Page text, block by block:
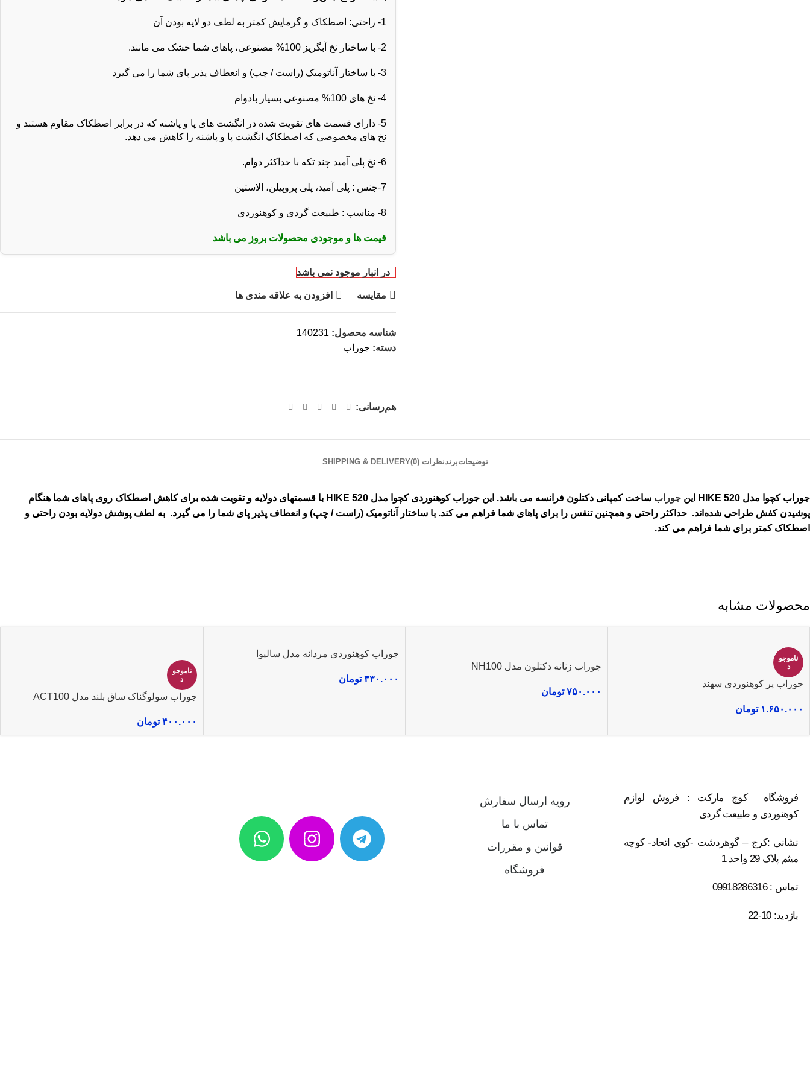
1- راحتی: اصطکاک و گرمایش کمتر به لطف دو لایه بودن آن
2- با ساختار نخ آبگریز 100% مصنوعی، پاهای شما خشک می مانند.
3- با ساختار آناتومیک (راست / چپ) و انعطاف پذیر پای شما را می گیرد
4- نخ های 100% مصنوعی بسیار بادوام
5- دارای قسمت های تقویت شده در انگشت های پا و پاشنه که در برابر اصطکاک مقاوم هستند و
نخ های مخصوصی که اصطکاک انگشت پا و پاشنه را کاهش می دهد.
6- نخ پلی آمید چند تکه با حداکثر دوام.
7-جنس : پلی آمید، پلی پروپیلن، الاستین
8- مناسب : طبیعت گردی و کوهنوردی
قیمت ها و موجودی محصولات بروز می باشد
در انبار موجود نمی باشد
مقایسه افزودن به علاقه مندی ها
شناسه محصول: 140231
دسته: جوراب
هم‌رسانی:
توضیحاتبرندنظرات (0) SHIPPING & DELIVERY
جوراب کچوا مدل این جوراب ساخت کمپانی دکتلون فرانسه می باشد. این جوراب‌ کوهنوردیکچوا مدل
با قسمتهای دولایه و تقویت شده برای کاهش اصطکاک روی پاهای شما هنگام
پوشیدن کفش طراحی شده‌اند. حداکثر راحتی و همچنین تنفس را برای پاهای شما فراهم می کند. با ساختار آناتومیک (راست / چپ) و انعطاف پذیر پای شما را می گیرد. به لطف پوشش دولایه بودن راحتی و
اصطکاک کمتر برای شما فراهم می کند.
محصولات مشابه
ناموجو
د
جوراب پر کوهنوردی سهند
۱.۶۵۰.۰۰۰ تومان
جوراب زنانه دکتلون مدل NH100
۷۵۰.۰۰۰ تومان
جوراب کوهنوردی مردانه مدل سالیوا
۳۳۰.۰۰۰ تومان
ناموجو
د
جوراب سولوگناک ساق بلند مدل ACT100
۴۰۰.۰۰۰ تومان
فروشگاه کوچ مارکت : فروش لوازم
کوهنوردی و طبیعت گردی
نشانی :کرج – گوهردشت -کوی اتحاد- کوچه
میثم پلاک 29 واحد 1
تماس : 09918286316
بازدید: 10-22
رویه ارسال سفارش
تماس با ما
قوانین و مقررات
فروشگاه